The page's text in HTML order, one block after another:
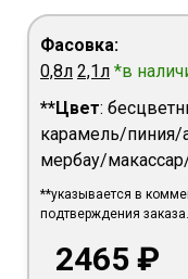
Фасовка:
0,8л 2,1л *в
**Цвет:
карамель/
мербау/
**указывается в
подтверждения заказа.
2465 ₽